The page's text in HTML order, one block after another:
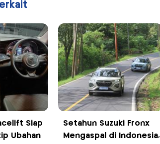
Siap
Ubahan
Setahun Suzuki Fronx
Mengaspal di Indonesia,